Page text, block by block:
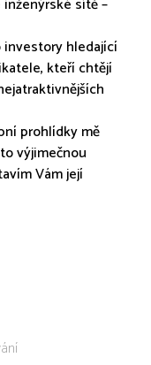
hledající
kteří chtějí
prohlídky mě
výjimečnou
Vám její